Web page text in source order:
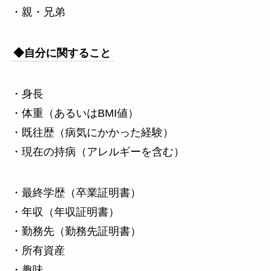
・親・兄弟
◆自分に関すること
・身長
・体重（あるいはBMI値）
・既往歴（病気にかかった経験）
・現在の持病（アレルギーを含む）
・最終学歴（卒業証明書）
・年収（年収証明書）
・勤務先（勤務先証明書）
・所有資産